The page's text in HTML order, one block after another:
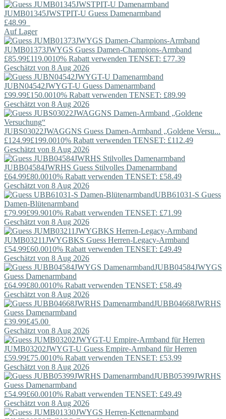
JUMB01345JWSTPIT-U Guess Damenarmband
£48.99
Auf Lager
JUMB01373JWYGS Guess Damen-Champions-Armband
£85.99£119.0010% Rabatt verwenden TENSET: £77.39
Geschätzt von 8 Aug 2026
JUBN04542JWYGT-U Guess Damenarmband
£99.99£150.0010% Rabatt verwenden TENSET: £89.99
Geschätzt von 8 Aug 2026
JUBS03022JWAGGNS Guess Damen-Armband „Goldene Versu...
£124.99£199.0010% Rabatt verwenden TENSET: £112.49
Geschätzt von 8 Aug 2026
JUBB04584JWRHS Guess Stilvolles Damenarmband
£64.99£80.0010% Rabatt verwenden TENSET: £58.49
Geschätzt von 8 Aug 2026
UBB61031-S Guess
Damen-Blütenarmband
£79.99£99.9010% Rabatt verwenden TENSET: £71.99
Geschätzt von 8 Aug 2026
JUMB03211JWYGBKS Guess Herren-Legacy-Armband
£54.99£60.0010% Rabatt verwenden TENSET: £49.49
Geschätzt von 8 Aug 2026
JUBB04584JWYGS
Guess Damenarmband
£64.99£80.0010% Rabatt verwenden TENSET: £58.49
Geschätzt von 8 Aug 2026
JUBB04668JWRHS
Guess Damenarmband
£39.99£45.00
Geschätzt von 8 Aug 2026
JUMB03202JWYGT-U Guess Empire-Armband für Herren
£59.99£75.0010% Rabatt verwenden TENSET: £53.99
Geschätzt von 8 Aug 2026
JUBB05399JWRHS
Guess Damenarmband
£54.99£60.0010% Rabatt verwenden TENSET: £49.49
Geschätzt von 8 Aug 2026